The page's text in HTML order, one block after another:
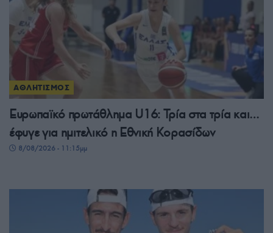
ΑΘΛΗΤΙΣΜΟΣ
Ευρωπαϊκό πρωτάθλημα U16: Τρία στα τρία και…
έφυγε για ημιτελικό η Εθνική Κορασίδων
8/08/2026 - 11:15μμ